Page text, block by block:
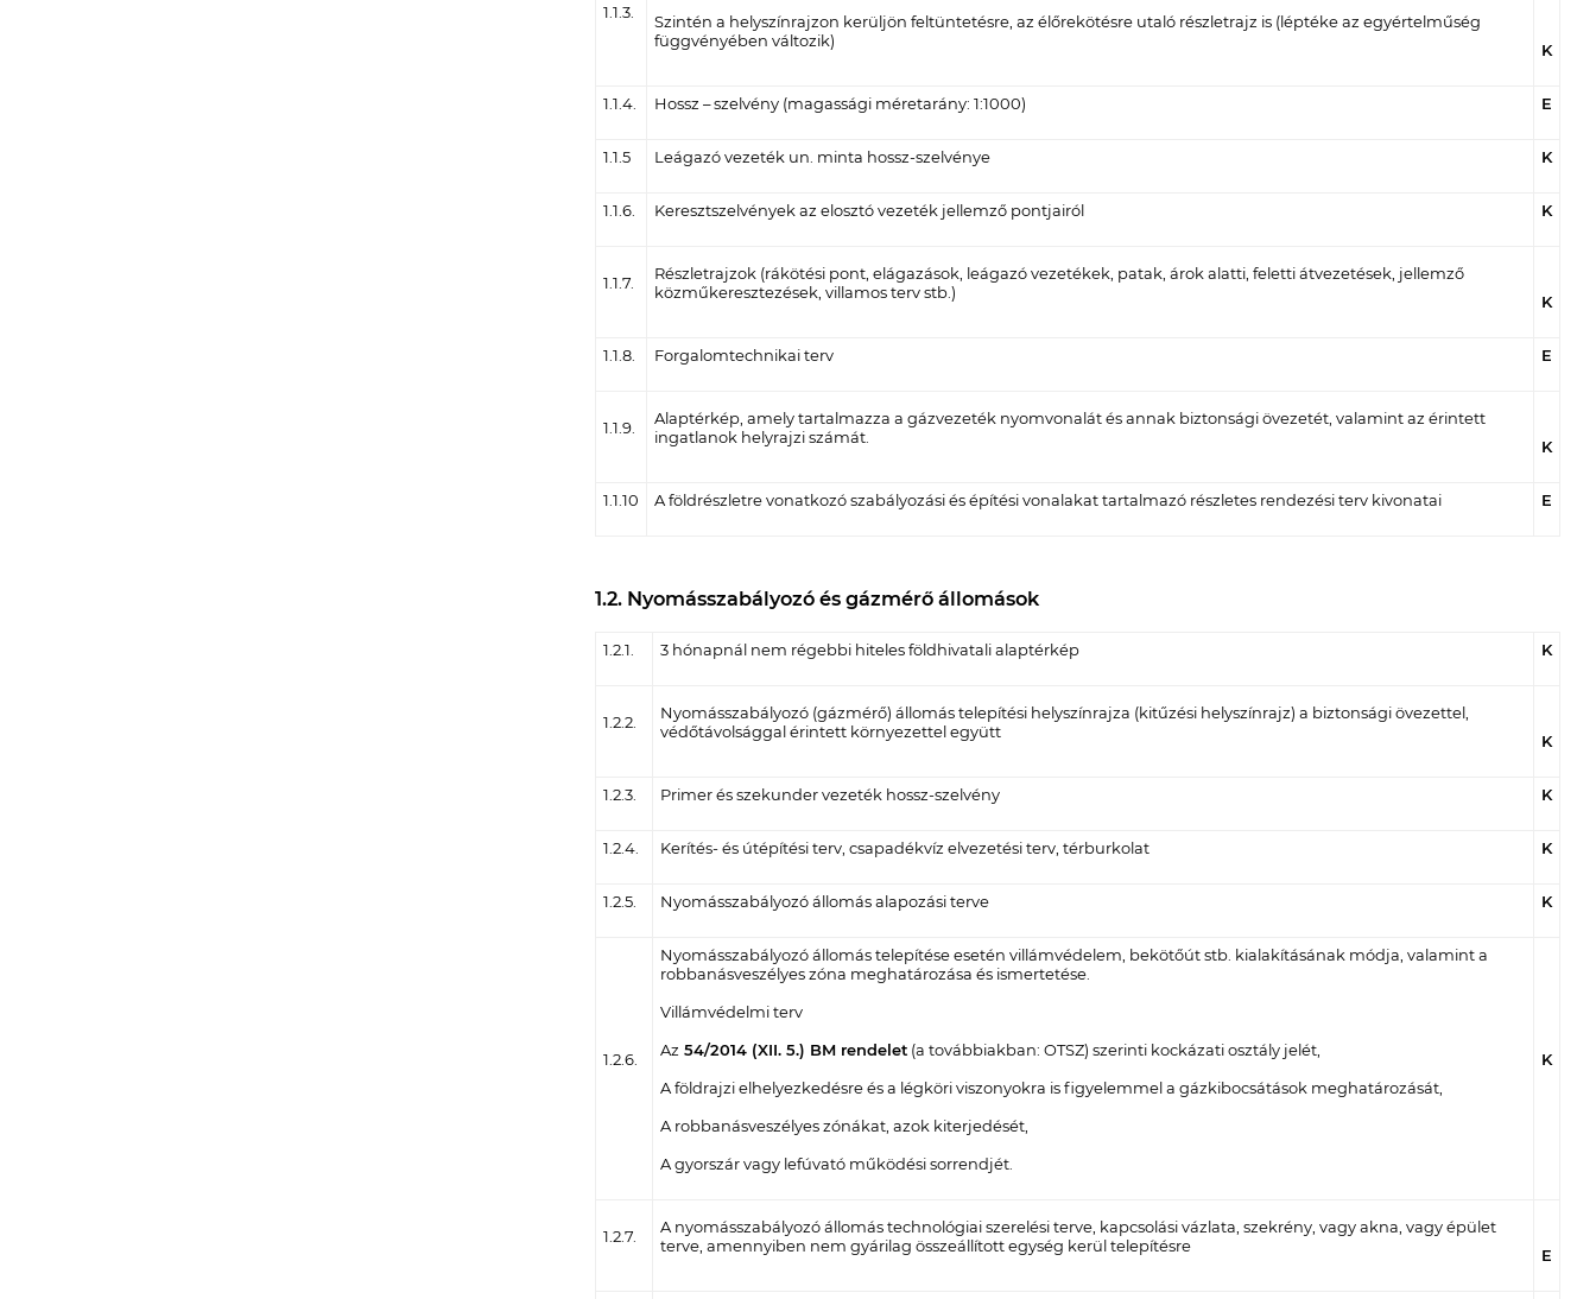
1.1.3.
Szintén a helyszínrajzon kerüljön feltüntetésre, az élőrekötésre utaló részletrajz is (léptéke az egyértelműség
függvényében változik)
K
1.1.4. Hossz – szelvény (magassági méretarány: 1:1000) E
1.1.5 Leágazó vezeték un. minta hossz-szelvénye K
1.1.6. Keresztszelvények az elosztó vezeték jellemző pontjairól K
1.1.7.
Részletrajzok (rákötési pont, elágazások, leágazó vezetékek, patak, árok alatti, feletti átvezetések, jellemző
közműkeresztezések, villamos terv stb.)
K
1.1.8. Forgalomtechnikai terv E
1.1.9.
Alaptérkép, amely tartalmazza a gázvezeték nyomvonalát és annak biztonsági övezetét, valamint az érintett
ingatlanok helyrajzi számát.
K
1.1.10 A földrészletre vonatkozó szabályozási és építési vonalakat tartalmazó részletes rendezési terv kivonatai E
1.2. Nyomásszabályozó és gázmérő állomások
1.2.1. 3 hónapnál nem régebbi hiteles földhivatali alaptérkép K
1.2.2.
Nyomásszabályozó (gázmérő) állomás telepítési helyszínrajza (kitűzési helyszínrajz) a biztonsági övezettel,
védőtávolsággal érintett környezettel együtt
K
1.2.3. Primer és szekunder vezeték hossz-szelvény K
1.2.4. Kerítés- és útépítési terv, csapadékvíz elvezetési terv, térburkolat K
1.2.5. Nyomásszabályozó állomás alapozási terve K
1.2.6.
Nyomásszabályozó állomás telepítése esetén villámvédelem, bekötőút stb. kialakításának módja, valamint a
robbanásveszélyes zóna meghatározása és ismertetése.
Villámvédelmi terv
Az 54/2014 (XII. 5.) BM rendelet (a továbbiakban: OTSZ) szerinti kockázati osztály jelét,
A földrajzi elhelyezkedésre és a légköri viszonyokra is figyelemmel a gázkibocsátások meghatározását,
A robbanásveszélyes zónákat, azok kiterjedését,
A gyorszár vagy lefúvató működési sorrendjét.
K
1.2.7.
A nyomásszabályozó állomás technológiai szerelési terve, kapcsolási vázlata, szekrény, vagy akna, vagy épület
terve, amennyiben nem gyárilag összeállított egység kerül telepítésre
E